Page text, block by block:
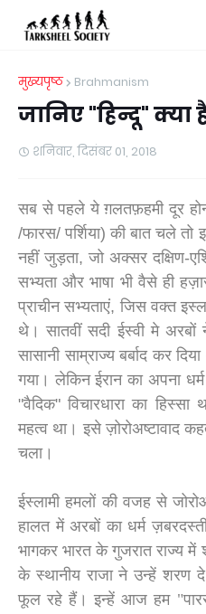
मुख्यपृष्ठ Brahmanism
जानिए "हिन्दू" क्या
शनिवार, दिसंबर 01, 2018
सब से पहले ये ग़लतफ़हमी दूर
/फारस/ पर्शिया) की बात चले
नहीं जुड़ता,जो अक्सर दक्षिण-
सभ्यता और भाषा भी वैसे ही
प्राचीन सभ्यताएं, जिस वक्त
थे । सातवीं सदी ईस्वी मे
सासानी साम्राज्य बर्बाद कर
गया। लेकिन ईरान का अपना
"वैदिक" विचारधारा का
महत्व था। इसे ज़ोरोअष्टावाद
चला।
ईस्लामी हमलों की वजह से
हालत में अरबों का धर्म
भागकर भारत के गुजरात राज्य
के स्थानीय राजा ने उन्हें शरण
फूल रहे हैं। इन्हें आज हम